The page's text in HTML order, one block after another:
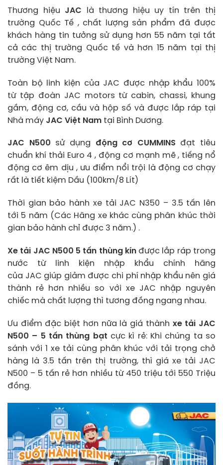
Thương hiệu JAC là thương hiệu uy tín trên thị
trường Quốc Tế , chất lượng sản phẩm đã được
khách hàng tin tưởng sử dụng hơn 55 năm tại tất
cả các thị trường Quốc tế và hơn 15 năm tại thị
trường Việt Nam.
Toàn bộ linh kiện của JAC được nhập khẩu 100%
từ tập đoàn JAC motors từ cabin, chassi, khung
gầm, động cơ, cầu và hộp số và được lắp ráp tại
Nhà máy JAC Việt Nam tại Bình Dương.
JAC N500 sử dụng động cơ CUMMINS đạt tiêu
chuẩn khí thải Euro 4 , động cơ mạnh mẽ , tiếng nổ
động cơ êm dịu , ưu điểm nổi trội là động cơ chạy
rất là tiết kiệm Dầu (100km/8 Lít)
Thời gian bảo hành xe tải JAC N350 – 3.5 tấn lên
tới 5 năm (Các Hãng xe khác cùng phân khúc thời
gian bảo hành chỉ được 3 năm.) .
Xe tải JAC N500 5 tấn thùng kín được lắp ráp trong
nước từ linh kiện nhập khẩu chính hãng
của JAC giúp giảm được chi phí nhập khẩu nên giá
thành rẻ hơn nhiều so với xe JAC nhập nguyên
chiếc mà chất lượng thì tương đồng ngang nhau.
Ưu điểm đặc biệt hơn nữa là giá thành xe tải JAC
N500 – 5 tấn thùng bạt cực kì rẻ: Khi chúng ta so
sánh với 1 xe tải cùng phân khúc với tải trọng chở
hàng là 3.5 tấn trên thị trường, thì giá xe tải JAC
N500 – 5 tấn rẻ hơn nhiều từ 450 triệu tới 550 Triệu
đồng.